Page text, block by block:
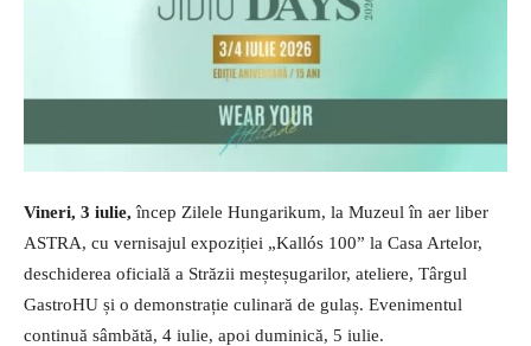
Vineri, 3 iulie, încep Zilele Hungarikum, la Muzeul în aer liber
ASTRA, cu vernisajul expoziției „Kallós 100” la Casa Artelor,
deschiderea oficială a Străzii meșteșugarilor, ateliere, Târgul
GastroHU și o demonstrație culinară de gulaș. Evenimentul
continuă sâmbătă, 4 iulie, apoi duminică, 5 iulie.